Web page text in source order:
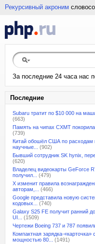
Рекурсивный акроним
За последние 24 часа нас
Последние
Subaru тратит по $10 000 на
(663)
Память на чипах CXMT покорила
(739)
Китай обошёл США по расходам
научные...
(902)
Бывший сотрудник SK hynix,
(620)
Владелец видеокарты GeForce
получил...
(479)
X изменит правила
авторам,...
(466)
Google представила новую
кодовых...
(740)
Galaxy S25 FE получит ранний
UI...
(1509)
Чертежи Boeing 737 и 787
Компактная зарядка-«карточка» с
мощностью 80...
(1491)